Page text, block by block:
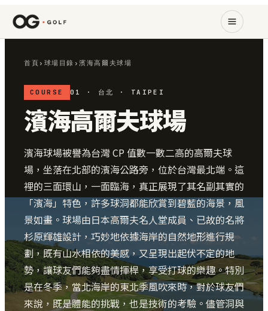
首頁 › 球場目錄 ›濱海高爾夫球場
COURSE 01 · 台北 · TAIPEI
濱海高爾夫球場
濱海球場被譽為台灣 CP 值數一數二高的高爾夫球
場，坐落在北部的濱海公路旁，位於台灣最北端。這
裡的三面環山，一面臨海，真正展現了其名副其實的
「濱海」特色，許多球洞都能欣賞到碧藍的海景，風
景如畫。球場由日本高爾夫名人堂成員、已故的名將
杉原輝雄設計，巧妙地依據海岸的自然地形進行規
劃，既有山水相依的美感，又呈現出起伏不定的地
勢，讓球友們能夠盡情揮桿，享受打球的樂趣。特別
是在冬季，當北海岸的東北季風吹來時，對於球友們
來說，既是體能的挑戰，也是技術的考驗。儘管洞與